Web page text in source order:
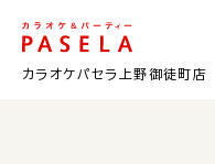
カラオケパセラ上野御徒町店